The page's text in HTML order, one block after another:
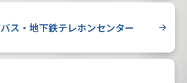
ス・地下鉄テレホンセンター